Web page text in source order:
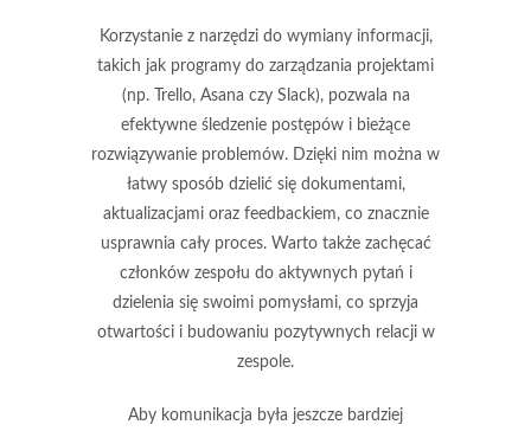
Korzystanie z narzędzi do wymiany informacji,
takich jak programy do zarządzania projektami
(np. Trello, Asana czy Slack), pozwala na
efektywne śledzenie postępów i bieżące
rozwiązywanie problemów. Dzięki nim można w
łatwy sposób dzielić się dokumentami,
aktualizacjami oraz feedbackiem, co znacznie
usprawnia cały proces. Warto także zachęcać
członków zespołu do aktywnych pytań i
dzielenia się swoimi pomysłami, co sprzyja
otwartości i budowaniu pozytywnych relacji w
zespole.
Aby komunikacja była jeszcze bardziej